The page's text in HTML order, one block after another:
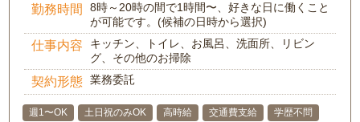
勤務時間
8時～20時の間で1時間〜、好きな日に働くこと
が可能です。(候補の日時から選択)
仕事内容
キッチン、トイレ、お風呂、洗面所、リビン
グ、その他のお掃除
契約形態 業務委託
週1〜OK 土日祝のみOK 高時給 交通費支給
学歴不問